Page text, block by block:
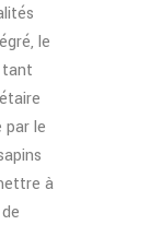
le
le
à